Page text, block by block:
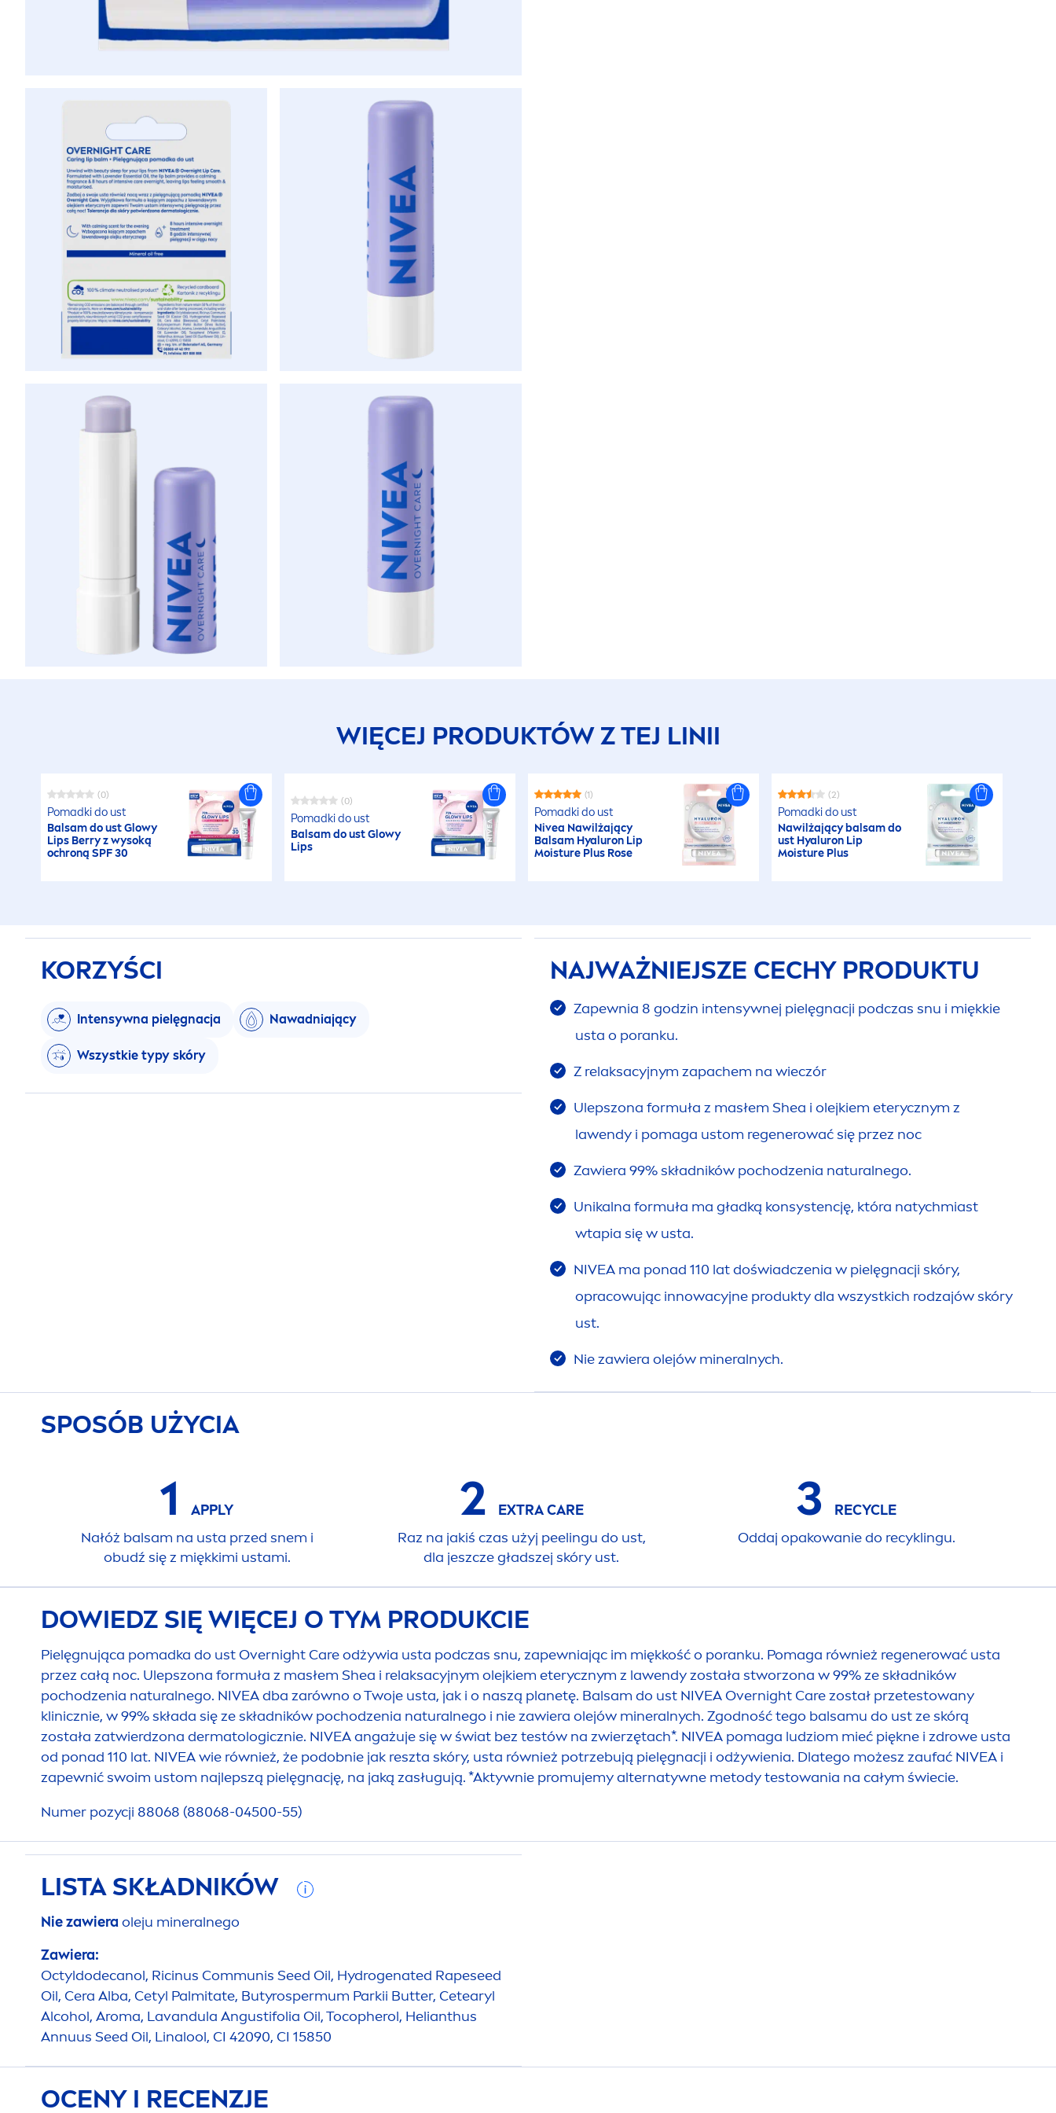
WIĘCEJ PRODUKTÓW Z TEJ LINII
(0)
Pomadki do ust
Balsam do ust Glowy
Lips Berry z wysoką
ochroną SPF 30
(0)
Pomadki do ust
Balsam do ust Glowy
Lips
(1)
Pomadki do ust
Nivea Nawilżający
Balsam Hyaluron Lip
Moisture Plus Rose
(2)
Pomadki do ust
Nawilżający balsam do
ust Hyaluron Lip
Moisture Plus
KORZYŚCI
Intensywna pielęgnacja Nawadniający
Wszystkie typy skóry
NAJWAŻNIEJSZE CECHY PRODUKTU
Zapewnia 8 godzin intensywnej pielęgnacji podczas snu i miękkie
usta o poranku.
Z relaksacyjnym zapachem na wieczór
Ulepszona formuła z masłem Shea i olejkiem eterycznym z
lawendy i pomaga ustom regenerować się przez noc
Zawiera 99% składników pochodzenia naturalnego.
Unikalna formuła ma gładką konsystencję, która natychmiast
wtapia się w usta.
NIVEA ma ponad 110 lat doświadczenia w pielęgnacji skóry,
opracowując innowacyjne produkty dla wszystkich rodzajów skóry
ust.
Nie zawiera olejów mineralnych.
SPOSÓB UŻYCIA
1
APPLY
Nałóż balsam na usta przed snem i
obudź się z miękkimi ustami.
2 EXTRACARE
Raz na jakiś czas użyj peelingu do ust,
dla jeszcze gładszej skóry ust.
3
RECYCLE
Oddaj opakowanie do recyklingu.
DOWIEDZ SIĘ WIĘCEJ O TYM PRODUKCIE
Pielęgnująca pomadka do ust Overnight Careodżywia usta podczas snu, zapewniając im miękkość o poranku. Pomaga również regenerować usta
przez całą noc. Ulepszona formuła z masłem Shea i relaksacyjnym olejkiem eterycznym z lawendy została stworzona w 99% ze składników
pochodzenia naturalnego. NIVEAdba zarówno o Twoje usta, jak i o naszą planetę. Balsam do ust NIVEAOvernight Carezostał przetestowany
klinicznie, w 99% składa się ze składników pochodzenia naturalnego i nie zawiera olejów mineralnych. Zgodność tego balsamu do ust ze skórą
została zatwierdzona dermatologicznie. NIVEAangażuje się w świat bez testów na zwierzętach*. NIVEA pomaga ludziom mieć piękne i zdrowe usta
od ponad 110 lat. NIVEAwie również, że podobnie jak reszta skóry, usta również potrzebują pielęgnacji i odżywienia. Dlatego możesz zaufać NIVEA i
zapewnić swoim ustom najlepszą pielęgnację, na jaką zasługują. *Aktywnie promujemy alternatywne metody testowania na całym świecie.
Numer pozycji 88068 (88068-04500-55)
LISTA SKŁADNIKÓW
Nie zawieraoleju mineralnego
Zawiera:
Octyldodecanol, Ricinus Communis Seed Oil, Hydrogenated Rapeseed
Oil, Cera Alba, Cetyl Palmitate, Butyrospermum Parkii Butter, Cetearyl
Alcohol, Aroma, Lavandula Angustifolia Oil, Tocopherol, Helianthus
Annuus Seed Oil, Linalool, CI 42090, CI 15850
OCENY I RECENZJE